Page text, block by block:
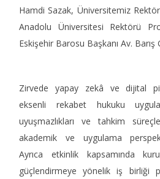
Hamdi Sazak, Üniversitemiz
Anadolu Üniversitesi Rektörü
Eskişehir Barosu Başkanı Av. Barış
Zirvede yapay zekâ ve dijital
eksenli rekabet hukuku
uyuşmazlıkları ve tahkim
akademik ve uygulama
Ayrıca etkinlik kapsamında
güçlendirmeye yönelik iş birliği